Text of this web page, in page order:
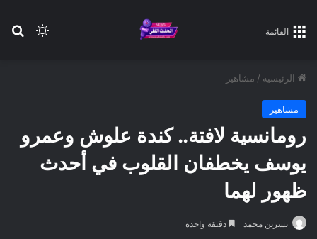
الوضع القائمة
الرئيسية / مشاهير
مشاهير
رومانسية لافتة.. كندة علوش وعمرو
يوسف يخطفان القلوب في أحدث
ظهور لهما
نسرين محمد دقيقة واحدة